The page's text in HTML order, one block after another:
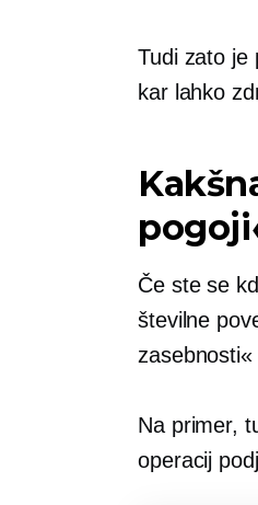
Tudi zato je
kar lahko
Če ste se
številne
zasebnosti«
Na primer,
operacij